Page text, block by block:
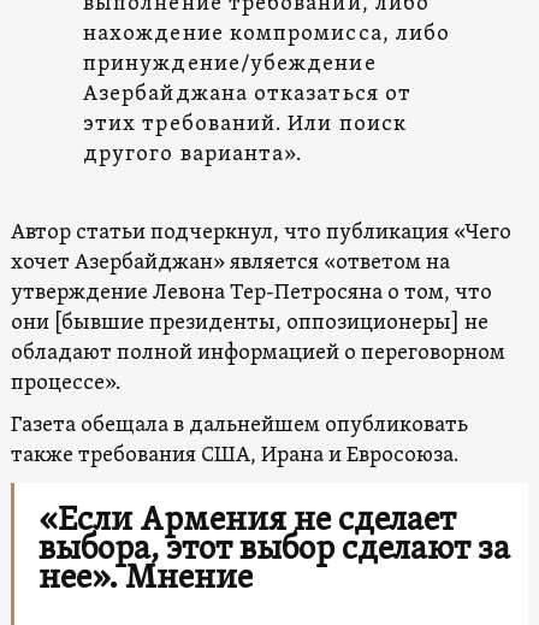
нахождение компромисса, либо
принуждение/убеждение
Азербайджана отказаться от
этих требований. Или поиск
другого варианта».
Автор статьи подчеркнул, что публикация «Чего
хочет Азербайджан» является «ответом на
утверждение Левона Тер-Петросяна о том, что
они [бывшие президенты, оппозиционеры] не
обладают полной информацией о переговорном
процессе».
Газета обещала в дальнейшем опубликовать
также требования США, Ирана и Евросоюза.
«Если Армения не сделает
выбора, этот выбор сделают за
нее». Мнение